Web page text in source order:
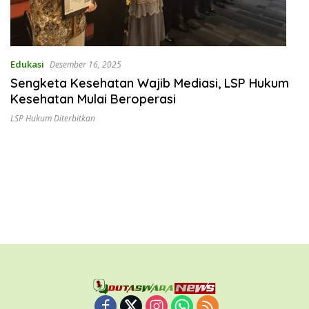
Edukasi Desember 16, 2025
Sengketa Kesehatan Wajib Mediasi, LSP Hukum
Kesehatan Mulai Beroperasi
LSP Hukum Diterbitkan